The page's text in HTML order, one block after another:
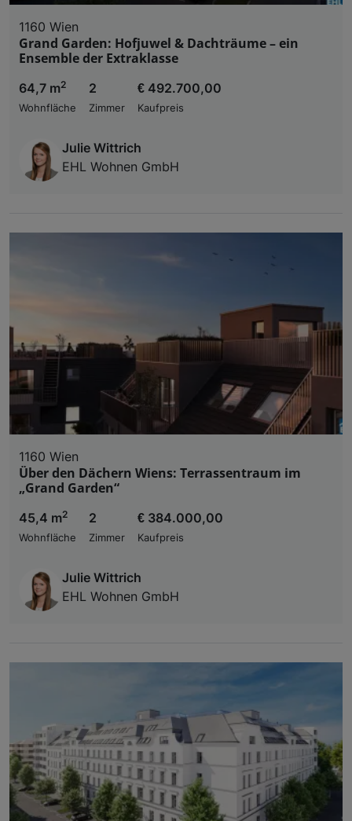
1160 Wien
Grand Garden: Hofjuwel & Dachträume – ein
Ensemble der Extraklasse
64,7 m2
Wohnfläche
2
Zimmer
€ 492.700,00
Kaufpreis
Julie Wittrich
EHL Wohnen GmbH
1160 Wien
Über den Dächern Wiens: Terrassentraum im
„Grand Garden“
45,4 m2
Wohnfläche
2
Zimmer
€ 384.000,00
Kaufpreis
Julie Wittrich
EHL Wohnen GmbH